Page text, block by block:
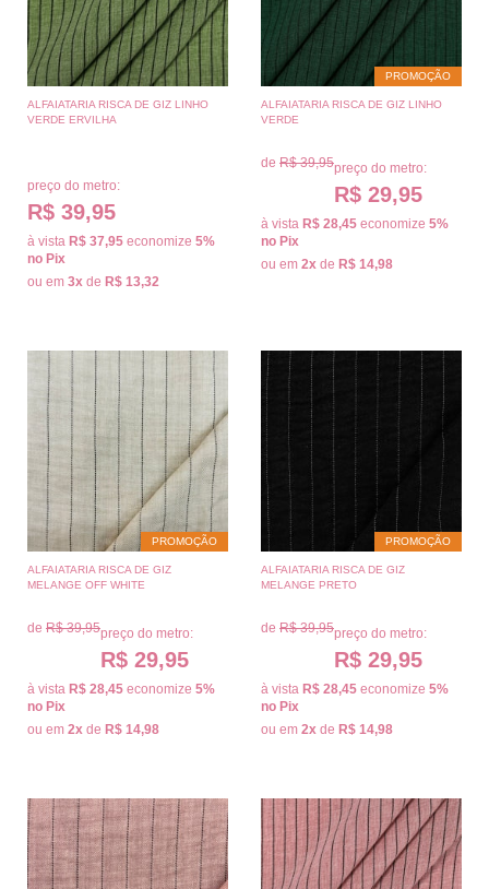
ALFAIATARIA RISCA DE GIZ LINHO
VERDE ERVILHA
preço do metro:
R$ 39,95
à vista R$ 37,95 economize 5%
no Pix
ou em 3x de R$ 13,32
PROMOÇÃO
ALFAIATARIA RISCA DE GIZ LINHO
VERDE
de R$ 39,95preço do metro:
R$ 29,95
à vista R$ 28,45 economize 5%
no Pix
ou em 2x de R$ 14,98
PROMOÇÃO
ALFAIATARIA RISCA DE GIZ
MELANGE OFF WHITE
de R$ 39,95preço do metro:
R$ 29,95
à vista R$ 28,45 economize 5%
no Pix
ou em 2x de R$ 14,98
PROMOÇÃO
ALFAIATARIA RISCA DE GIZ
MELANGE PRETO
de R$ 39,95preço do metro:
R$ 29,95
à vista R$ 28,45 economize 5%
no Pix
ou em 2x de R$ 14,98